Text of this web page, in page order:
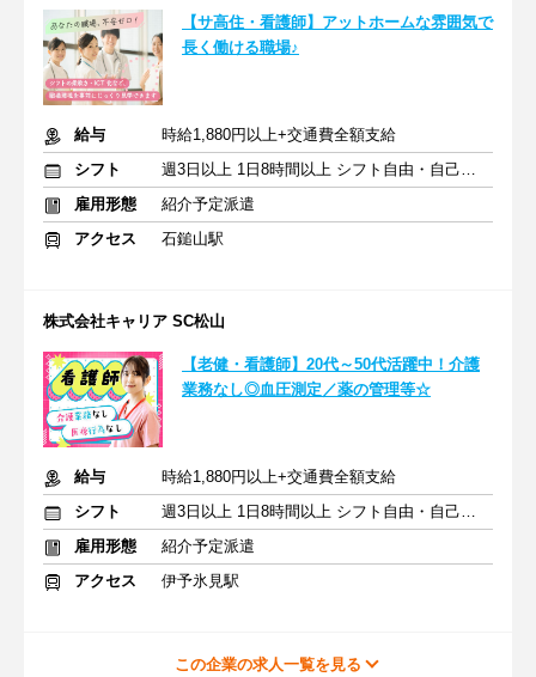
【サ高住・看護師】アットホームな雰囲気で
長く働ける職場♪
給与
時給1,880円以上+交通費全額支給
シフト
週3日以上 1日8時間以上 シフト自由・自己申告
雇用形態
紹介予定派遣
アクセス
石鎚山駅
株式会社キャリア SC松山
【老健・看護師】20代～50代活躍中！介護
業務なし◎血圧測定／薬の管理等☆
給与
時給1,880円以上+交通費全額支給
シフト
週3日以上 1日8時間以上 シフト自由・自己申告
雇用形態
紹介予定派遣
アクセス
伊予氷見駅
この企業の求人一覧を見る